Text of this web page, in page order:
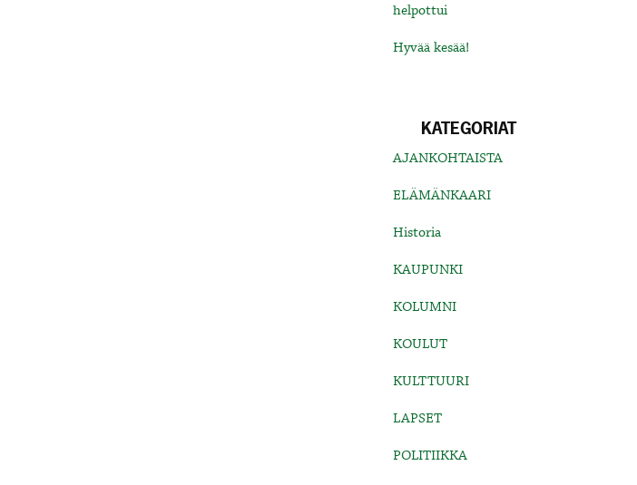
helpottui
Hyvää kesää!
KATEGORIAT
AJANKOHTAISTA
ELÄMÄNKAARI
Historia
KAUPUNKI
KOLUMNI
KOULUT
KULTTUURI
LAPSET
POLITIIKKA